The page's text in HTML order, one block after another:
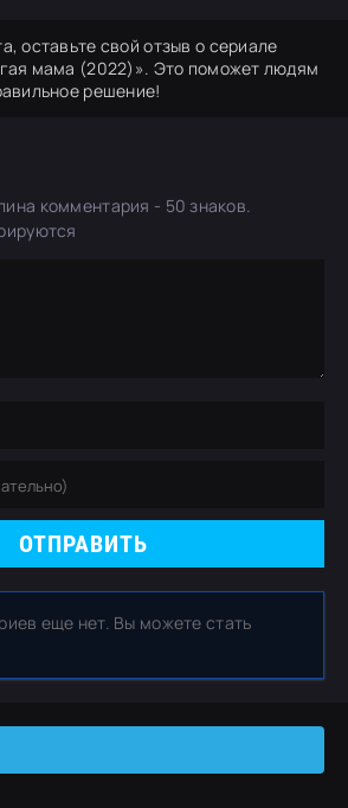
оставьте свой отзыв о сериале
мама (2022)». Это поможет людям
решение!
комментария - 50 знаков.
ОТПРАВИТЬ
еще нет. Вы можете стать